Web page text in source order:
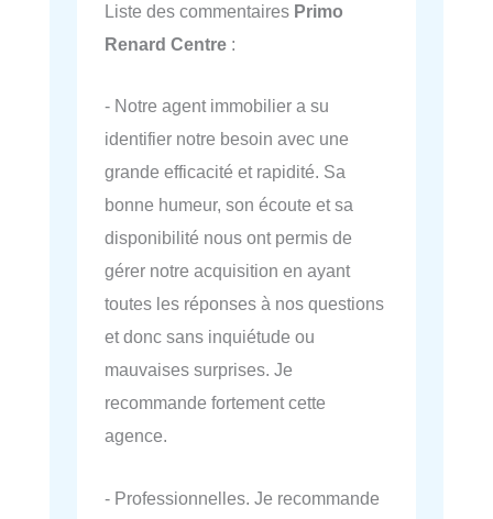
Liste des commentaires Primo
Renard Centre :
- Notre agent immobilier a su
identifier notre besoin avec une
grande efficacité et rapidité. Sa
bonne humeur, son écoute et sa
disponibilité nous ont permis de
gérer notre acquisition en ayant
toutes les réponses à nos questions
et donc sans inquiétude ou
mauvaises surprises. Je
recommande fortement cette
agence.
- Professionnelles. Je recommande